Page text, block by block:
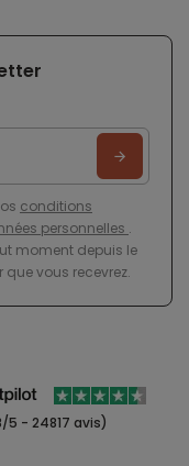
conditions
personnelles .
moment depuis le
vous recevrez.
5 - 24817 avis)